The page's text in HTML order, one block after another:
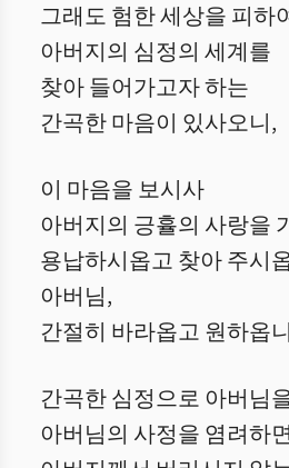
그래도 험한 세상을 피하
아버지의 심정의 세계를
찾아 들어가고자 하는
간곡한 마음이 있사오니,
이 마음을 보시사
아버지의 긍휼의 사랑을
용납하시옵고 찾아 주시
아버님,
간절히 바라옵고 원하옵
간곡한 심정으로 아버님
아버님의 사정을 염려하